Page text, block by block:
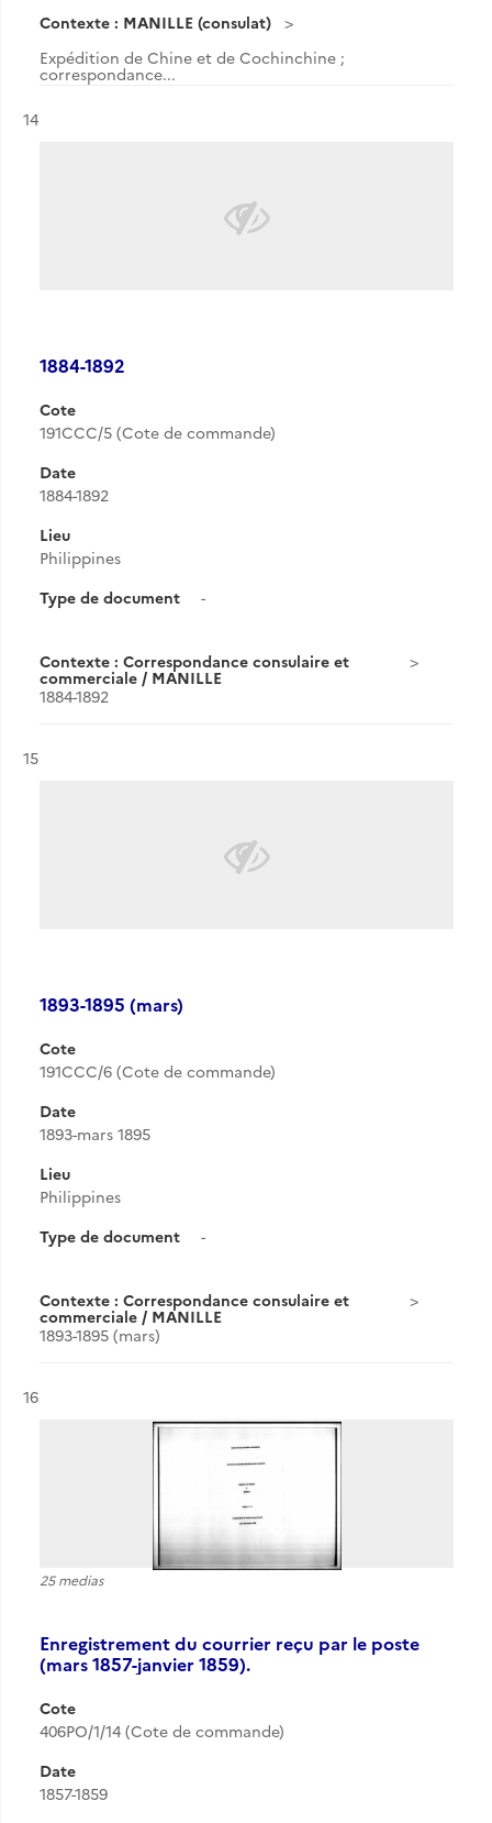
Contexte : MANILLE (consulat)
Expédition de Chine et de Cochinchine ;
correspondance...
Résultat n°
14
1884-1892
Cote
191CCC/5 (Cote de commande)
Date
1884-1892
Lieu
Philippines
Type de document
-
Contexte : Correspondance consulaire et
commerciale / MANILLE
1884-1892
Résultat n°
15
1893-1895 (mars)
Cote
191CCC/6 (Cote de commande)
Date
1893-mars 1895
Lieu
Philippines
Type de document
-
Contexte : Correspondance consulaire et
commerciale / MANILLE
1893-1895 (mars)
Résultat n°
16
25 medias
Enregistrement du courrier reçu par le poste
(mars 1857-janvier 1859).
Cote
406PO/1/14 (Cote de commande)
Date
1857-1859